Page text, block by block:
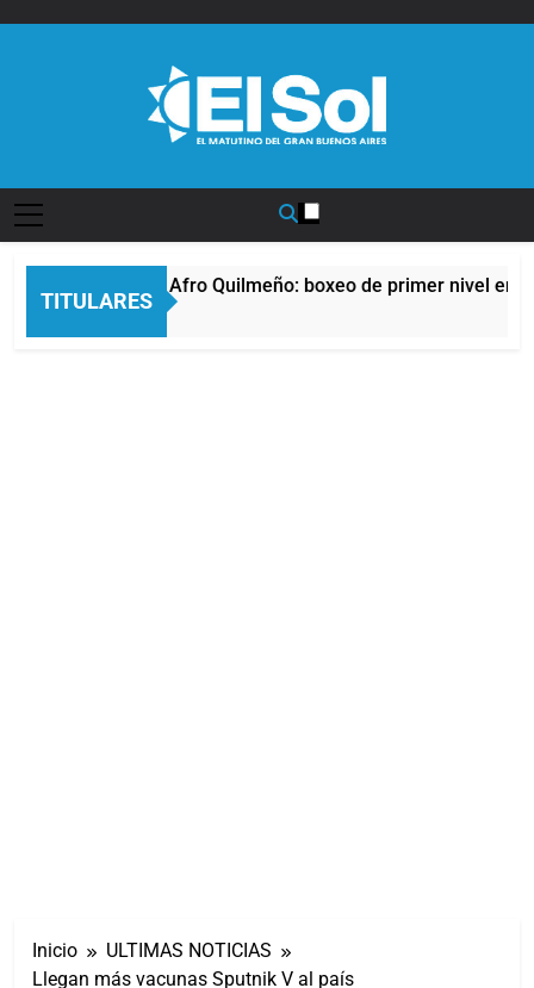
TITULARES
La noche del Afro Quilmeño: boxeo de primer nivel en la
7 Horas Atrás
Inicio
ULTIMAS NOTICIAS
Llegan más vacunas Sputnik V al país